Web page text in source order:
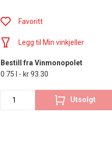
Favoritt
Legg til Min vinkjeller
Bestill fra Vinmonopolet
0.75 l - kr 93.30
Utsolgt